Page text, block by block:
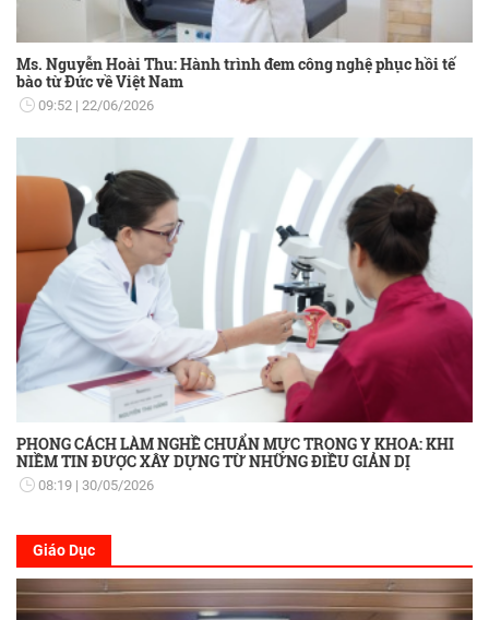
Ms. Nguyễn Hoài Thu: Hành trình đem công nghệ phục hồi tế
bào từ Đức về Việt Nam
09:52 22/06/2026
PHONG CÁCH LÀM NGHỀ CHUẨN MỰC TRONG Y KHOA: KHI
NIỀM TIN ĐƯỢC XÂY DỰNG TỪ NHỮNG ĐIỀU GIẢN DỊ
08:19 30/05/2026
Giáo Dục